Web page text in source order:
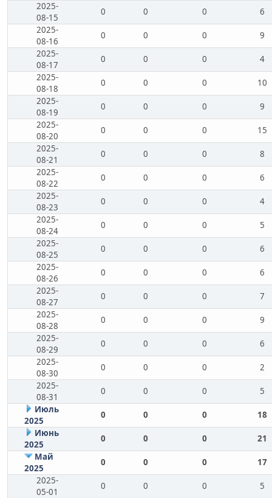
2025-
08-15
0 0 0
6
2025-
08-16
0 0 0
9
2025-
08-17
0 0 0
4
2025-
08-18
0 0 0
10
2025-
08-19
0 0 0
9
2025-
08-20
0 0 0
15
2025-
08-21
0 0 0
8
2025-
08-22
0 0 0
6
2025-
08-23
0 0 0
4
2025-
08-24
0 0 0
5
2025-
08-25
0 0 0
6
2025-
08-26
0 0 0
6
2025-
08-27
0 0 0
7
2025-
08-28
0 0 0
9
2025-
08-29
0 0 0
6
2025-
08-30
0 0 0
2
2025-
08-31
0 0 0
5
Июль
2025
0 0 0
18
Июнь
2025
0 0 0
21
Май
2025
0 0 0
17
2025-
05-01
0 0 0
5